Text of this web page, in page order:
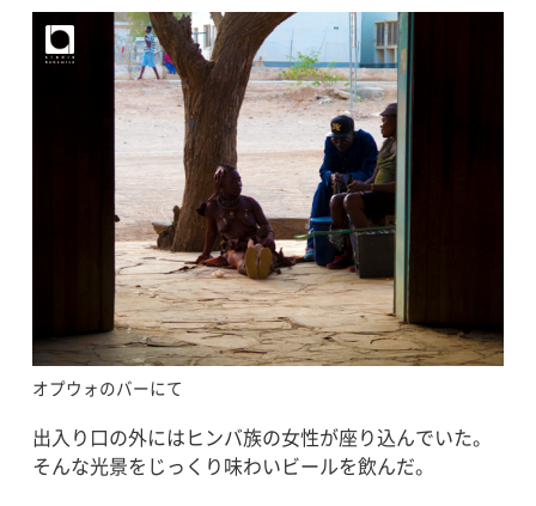
オプウォのバーにて
出入り口の外にはヒンバ族の女性が座り込んでいた。
そんな光景をじっくり味わいビールを飲んだ。